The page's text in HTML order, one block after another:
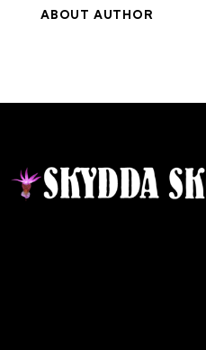
ABOUT AUTHOR